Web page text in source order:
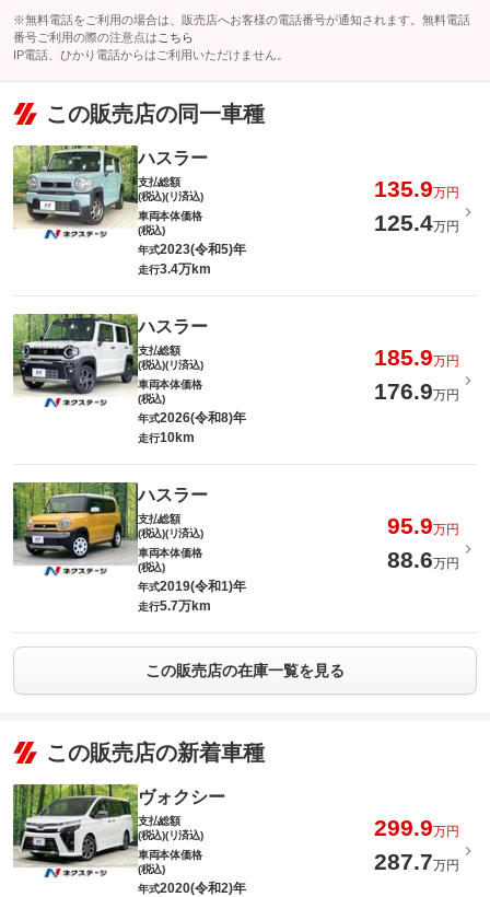
※無料電話をご利用の場合は、販売店へお客様の電話番号が通知されます。無料電話
番号ご利用の際の注意点は こちら
IP電話、ひかり電話からはご利用いただけません。
この販売店の同一車種
ハスラー
支払総額
(税込)(リ済込)
135.9万円
車両本体価格
(税込)
125.4万円
年式2023(令和5)年
走行3.4万km
ハスラー
支払総額
(税込)(リ済込)
185.9万円
車両本体価格
(税込)
176.9万円
年式2026(令和8)年
走行10km
ハスラー
支払総額
(税込)(リ済込)
95.9万円
車両本体価格
(税込)
88.6万円
年式2019(令和1)年
走行5.7万km
この販売店の在庫一覧を見る
この販売店の新着車種
ヴォクシー
支払総額
(税込)(リ済込)
299.9万円
車両本体価格
(税込)
287.7万円
年式2020(令和2)年